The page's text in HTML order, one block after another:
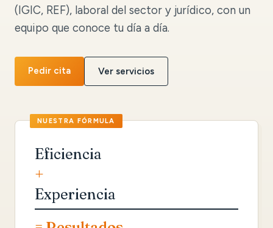
(IGIC, REF), laboral del sector y jurídico, con un
equipo que conoce tu día a día.
Pedir cita Ver servicios
Eficiencia
+
Experiencia